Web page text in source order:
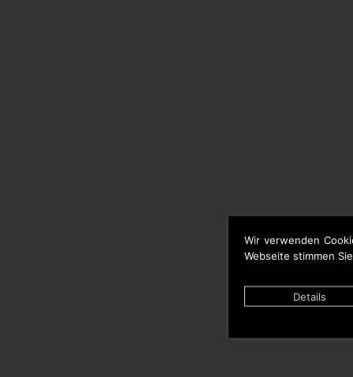
Wir verwenden
Webseite stimmen
Details